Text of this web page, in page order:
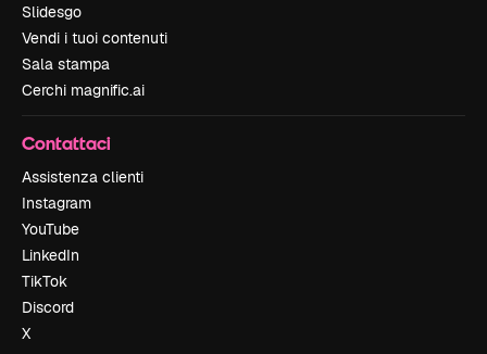
Slidesgo
Vendi i tuoi contenuti
Sala stampa
Cerchi magnific.ai
Contattaci
Assistenza clienti
Instagram
YouTube
LinkedIn
TikTok
Discord
X